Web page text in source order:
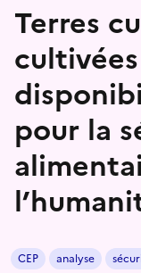
Terres
pour la
CEP analyse